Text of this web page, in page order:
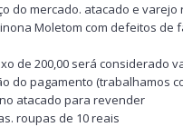
do mercado. atacado e
Moletom com defeitos
de 200,00 será
do pagamento
atacado para revender
roupas de 10 reais